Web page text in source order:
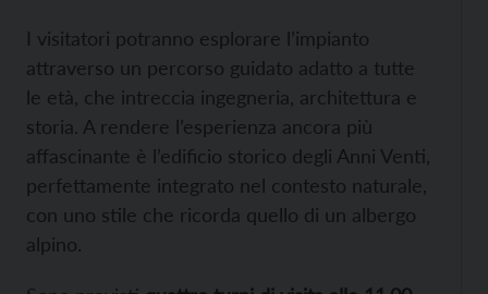
I visitatori potranno esplorare l’impianto
attraverso un percorso guidato adatto a tutte
le età, che intreccia ingegneria, architettura e
storia. A rendere l’esperienza ancora più
affascinante è l’edificio storico degli Anni Venti,
perfettamente integrato nel contesto naturale,
con uno stile che ricorda quello di un albergo
alpino.